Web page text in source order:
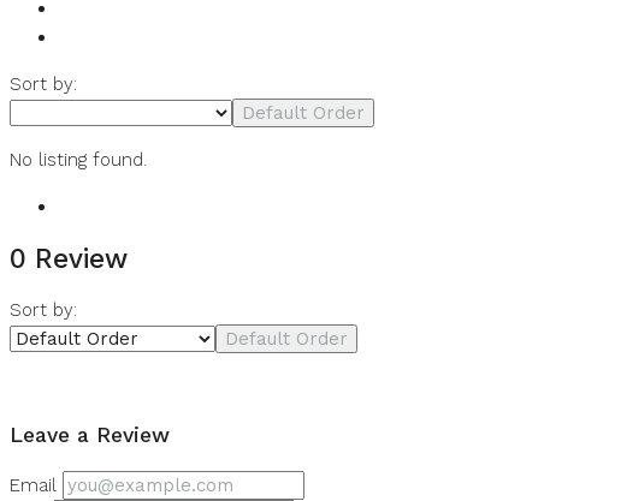
Sort by:
Default Order
No listing found.
0 Review
Sort by:
Default Order
Leave a Review
Email